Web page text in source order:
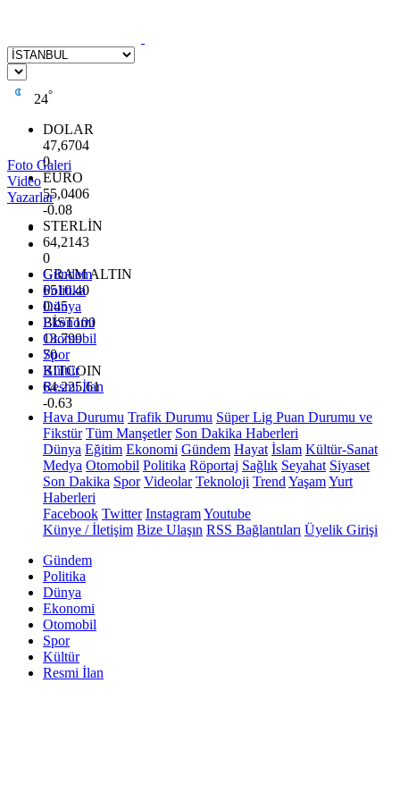
24°
DOLAR
47,6704
0
EURO
55,0406
-0.08
STERLİN
64,2143
0
GRAM ALTIN
6510.40
0.45
BİST100
13.799
70
BITCOIN
64.225,61
-0.63
Foto Galeri
Video
Yazarlar
Gündem
Politika
Dünya
Ekonomi
Otomobil
Spor
Kültür
Resmi İlan
Hava Durumu Trafik Durumu Süper Lig Puan Durumu ve
Fikstür Tüm Manşetler Son Dakika Haberleri
Dünya Eğitim Ekonomi Gündem Hayat İslam Kültür-Sanat
Medya Otomobil Politika Röportaj Sağlık Seyahat Siyaset
Son Dakika Spor Videolar Teknoloji Trend YaşamYurt
Haberleri
Facebook Twitter InstagramYoutube
Künye / İletişim Bize Ulaşın RSS Bağlantıları Üyelik Girişi
Gündem
Politika
Dünya
Ekonomi
Otomobil
Spor
Kültür
Resmi İlan